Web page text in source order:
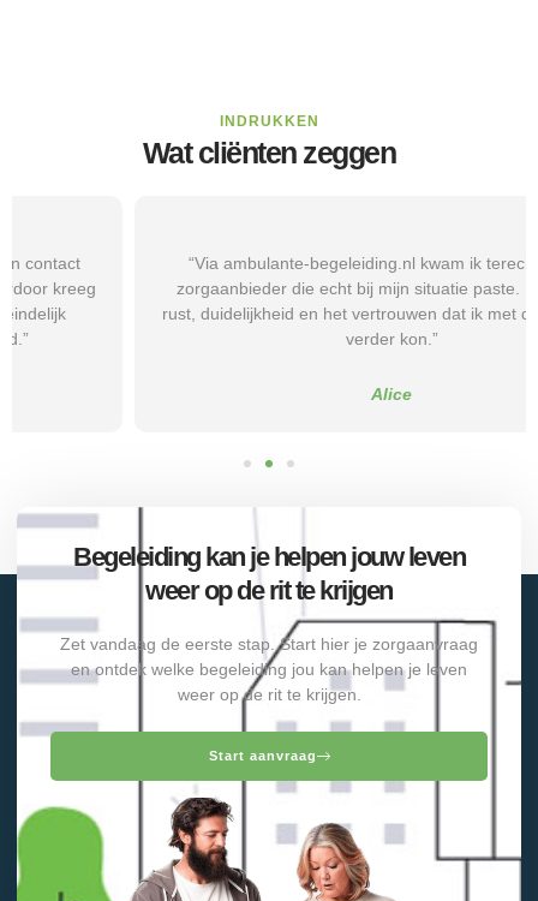
INDRUKKEN
Wat cliënten zeggen
“Via ambulante-begeleiding.nl kwam ik terecht bij een
zorgaanbieder die echt bij mijn situatie paste. Dat gaf mij
rust, duidelijkheid en het vertrouwen dat ik met de juiste hulp
Begeleiding kan je helpen jouw leven
weer op de rit te krijgen
Zet vandaag de eerste stap. Start hier je zorgaanvraag
en ontdek welke begeleiding jou kan helpen je leven
weer op de rit te krijgen.
Start aanvraag